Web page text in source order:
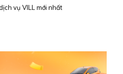
vụ VILL mới nhất